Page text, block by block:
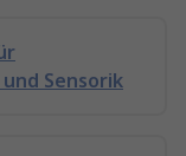
Sensorik